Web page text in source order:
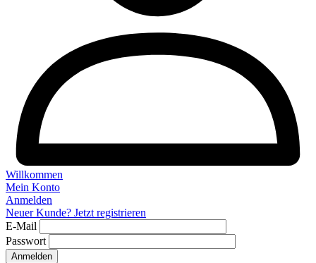
Willkommen
Mein Konto
Anmelden
Neuer Kunde? Jetzt registrieren
E-Mail
Passwort
Anmelden